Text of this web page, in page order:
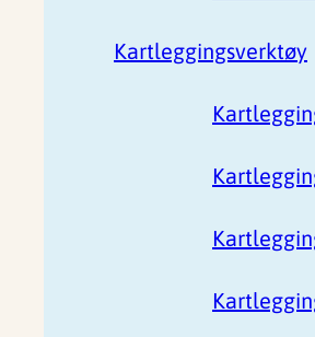
Kartleggingsverktøy